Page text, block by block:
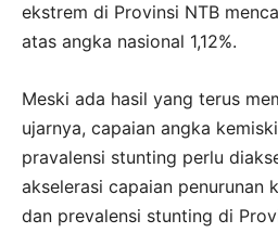
ekstrem di Provinsi NTB
atas angka nasional 1,12%.
Meski ada hasil yang terus
ujarnya, capaian angka
pravalensi stunting perlu
akselerasi capaian penurunan
dan prevalensi stunting di